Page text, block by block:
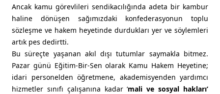
Ancak kamu görevlileri sendikacılığında adeta bir kambur
haline dönüşen sağımızdaki konfederasyonun toplu
sözleşme ve hakem heyetinde durdukları yer ve söylemleri
artık pes dedirtti.
Bu süreçte yaşanan akıl dışı tutumlar saymakla bitmez.
Pazar günü Eğitim-Bir-Sen olarak Kamu Hakem Heyetine;
idari personelden öğretmene, akademisyenden yardımcı
hizmetler sınıfı çalışanına kadar ‘mali ve sosyal hakları’